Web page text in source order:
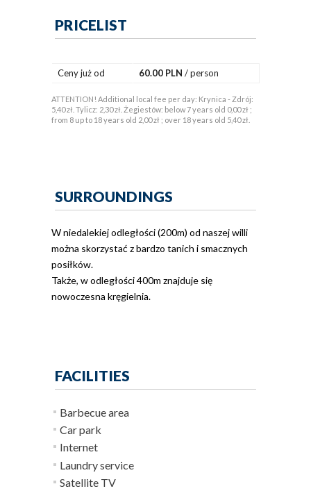
PRICELIST
Ceny już od 60.00 PLN / person
ATTENTION! Additional local fee per day: Krynica - Zdrój:
5,40 zł. Tylicz: 2,30 zł. Żegiestów: below 7 years old 0,00 zł ;
from 8 up to 18 years old 2,00 zł ; over 18 years old 5,40 zł.
SURROUNDINGS
W niedalekiej odległości (200m) od naszej willi
można skorzystać z bardzo tanich i smacznych
posiłków.
Także, w odległości 400m znajduje się
nowoczesna kręgielnia.
FACILITIES
Barbecue area
Car park
Internet
Laundry service
Satellite TV